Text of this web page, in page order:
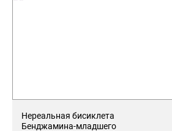
Нереальная бисиклета
Бенджамина-младшего